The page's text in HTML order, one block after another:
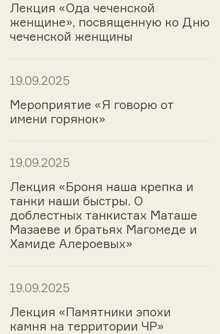
Лекция «Ода чеченской
женщине», посвященную ко Дню
чеченской женщины
19.09.2025
Мероприятие «Я говорю от
имени горянок»
19.09.2025
Лекция «Броня наша крепка и
танки наши быстры. О
доблестных танкистах Маташе
Мазаеве и братьях Магомеде и
Хамиде Алероевых»
19.09.2025
Лекция «Памятники эпохи
камня на территории ЧР»